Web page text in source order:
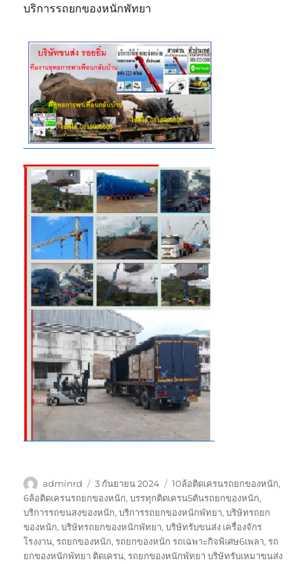
บริการรถยกของหนักพัทยา
ผู้
เขียน
adminrd
เขียน
เมื่อ
3 กันยายน 2024
ป้าย
กำกับ
10ล้อติดเครนรถยกของหนัก,
6ล้อติดเครนรถยกของหนัก,บรรทุกติดเครน5ตันรถยกของหนัก,
บริการรถขนสงของหนัก,บริการรถยกของหนักพัทยา,บริษัทรถยก
ของหนัก,บริษัทรถยกของหนักพัทยา,บริษัทรับขนส่ง เครื่องจักร
โรงงาน,รถยกของหนัก,รถยกของหนัก รถเฉพาะกิจพิเศษ6เพลา,รถ
ยกของหนักพัทยา ติดเครน,รถยกของหนักพัทยา บริษัทรับเหมาขนส่ง